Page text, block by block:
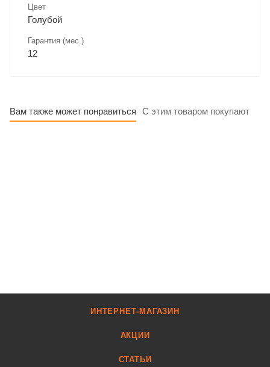
Цвет
Голубой
Гарантия (мес.)
12
Вам также может понравиться С этим товаром покупают
ИНТЕРНЕТ-МАГАЗИН
АКЦИИ
СТАТЬИ